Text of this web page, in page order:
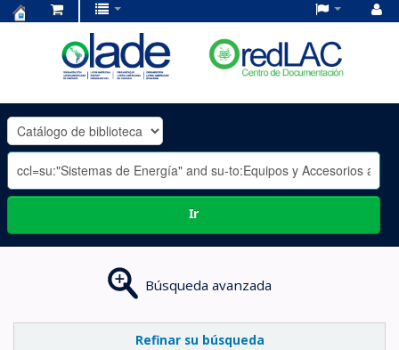
OLADE
-
Ir
Búsqueda avanzada
Refinar su búsqueda